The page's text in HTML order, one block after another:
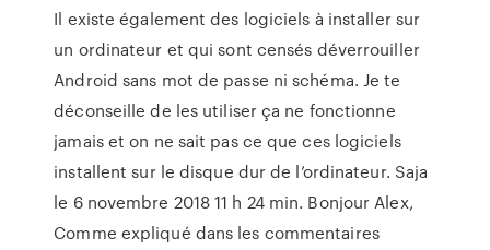
Il existe également des logiciels à installer sur
un ordinateur et qui sont censés déverrouiller
Android sans mot de passe ni schéma. Je te
déconseille de les utiliser ça ne fonctionne
jamais et on ne sait pas ce que ces logiciels
installent sur le disque dur de l’ordinateur. Saja
le 6 novembre 2018 11 h 24 min. Bonjour Alex,
Comme expliqué dans les commentaires